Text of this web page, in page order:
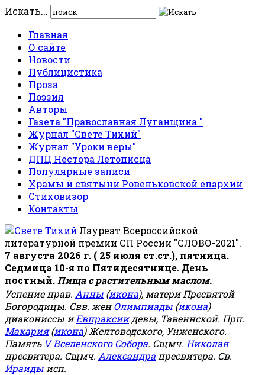
Искать...
Главная
О сайте
Новости
Публицистика
Проза
Поэзия
Авторы
Газета "Православная Луганщина "
Журнал "Свете Тихий"
Журнал "Уроки веры"
ДПЦ Нестора Летописца
Популярные записи
Храмы и святыни Ровеньковской епархии
Стиховизор
Контакты
Лауреат Всероссийской
литературной премии СП России "СЛОВО-2021".
7 августа 2026 г. ( 25 июля ст.ст.), пятница.
Седмица 10-я по Пятидесятнице. День
постный. Пища с растительным маслом.
Успение прав. Анны (икона), матери Пресвятой
Богородицы. Свв. женОлимпиады (икона)
диакониссы иЕвпраксиидевы, Тавеннской. Прп.
Макария(икона) Желтоводского, Унженского.
Память V Вселенского Собора. Сщмч. Николая
пресвитера. Сщмч. Александра пресвитера. Св.
Ираиды исп.